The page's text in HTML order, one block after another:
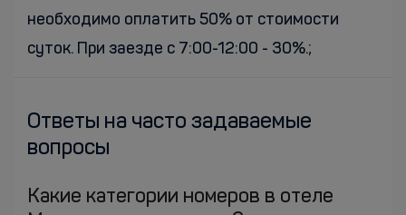
необходимо оплатить 50% от стоимости
суток. При заезде с 7:00-12:00 - 30%.;
Ответы на часто задаваемые
вопросы
Какие категории номеров в отеле